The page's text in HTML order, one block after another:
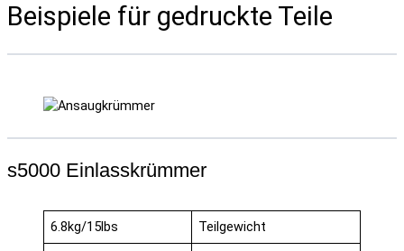
Beispiele für gedruckte Teile
s5000 Einlasskrümmer
6.8kg/15lbs Teilgewicht